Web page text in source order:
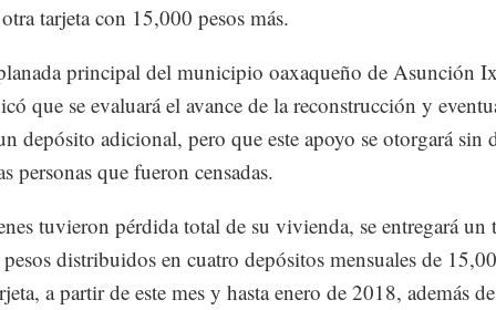
tarjeta con 15,000 pesos más.
principal del municipio oaxaqueño de Asunción
que se evaluará el avance de la reconstrucción y
depósito adicional, pero que este apoyo se otorgará sin
personas que fueron censadas.
tuvieron pérdida total de su vivienda, se entregará un
distribuidos en cuatro depósitos mensuales de
a partir de este mes y hasta enero de 2018, además